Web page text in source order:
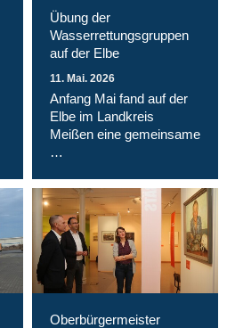
Übung der
Wasserrettungsgruppen
auf der Elbe
11. Mai. 2026
Anfang Mai fand auf der
Elbe im Landkreis
Meißen eine gemeinsame
…
Oberbürgermeister